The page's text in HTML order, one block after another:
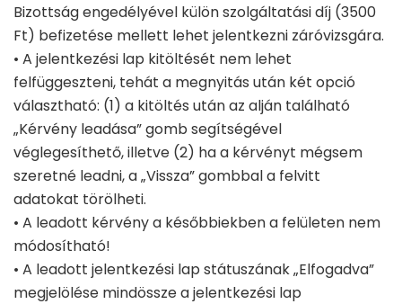
Bizottság engedélyével külön szolgáltatási díj (3500
Ft) befizetése mellett lehet jelentkezni záróvizsgára.
• A jelentkezési lap kitöltését nem lehet
felfüggeszteni, tehát a megnyitás után két opció
választható: (1) a kitöltés után az alján található
„Kérvény leadása” gomb segítségével
véglegesíthető, illetve (2) ha a kérvényt mégsem
szeretné leadni, a „Vissza” gombbal a felvitt
adatokat törölheti.
• A leadott kérvény a későbbiekben a felületen nem
módosítható!
• A leadott jelentkezési lap státuszának „Elfogadva”
megjelölése mindössze a jelentkezési lap